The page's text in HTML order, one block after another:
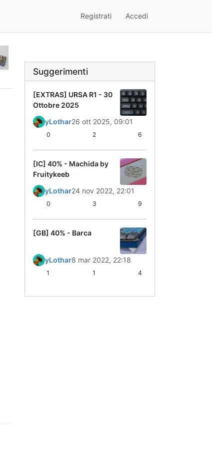
Registrati Accedi
Suggerimenti
[EXTRAS] URSA R1 - 30
Ottobre 2025
yLothar26 ott 2025, 09:01
0 2 6
[IC] 40% - Machida by
Fruitykeeb
yLothar24 nov 2022, 22:01
0 3 9
[GB] 40% - Barca
yLothar8 mar 2022, 22:18
1 1 4